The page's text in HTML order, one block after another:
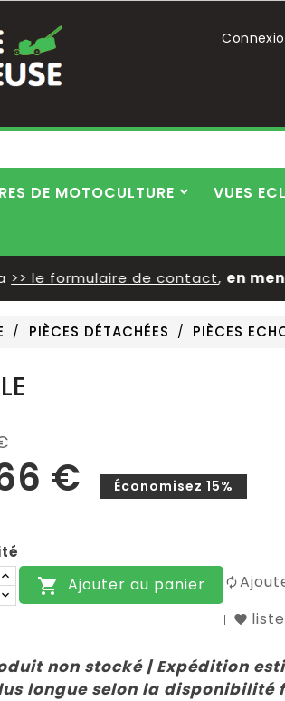
Blog
DE MOTOCULTURE
VUES
le formulaire de contact,en
PIÈCES DÉTACHÉES PIÈCES
€
Économisez 15%
 Ajouter au panier
non stocké | Expédition
longue selon la disponibilité